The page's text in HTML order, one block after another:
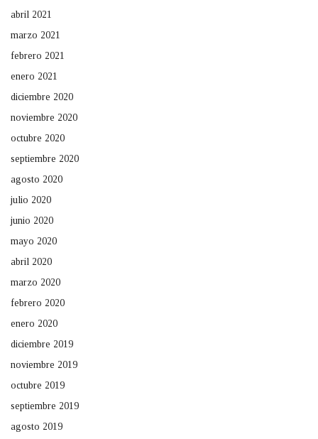
abril 2021
marzo 2021
febrero 2021
enero 2021
diciembre 2020
noviembre 2020
octubre 2020
septiembre 2020
agosto 2020
julio 2020
junio 2020
mayo 2020
abril 2020
marzo 2020
febrero 2020
enero 2020
diciembre 2019
noviembre 2019
octubre 2019
septiembre 2019
agosto 2019